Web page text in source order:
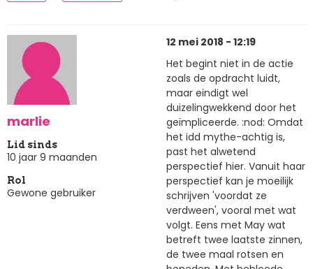
marlie
Lid sinds
10 jaar 9 maanden
Rol
Gewone gebruiker
12 mei 2018 - 12:19
Het begint niet in de actie
zoals de opdracht luidt,
maar eindigt wel
duizelingwekkend door het
geïmpliceerde. :nod: Omdat
het idd mythe-achtig is,
past het alwetend
perspectief hier. Vanuit haar
perspectief kan je moeilijk
schrijven 'voordat ze
verdween', vooral met wat
volgt. Eens met May wat
betreft twee laatste zinnen,
de twee maal rotsen en